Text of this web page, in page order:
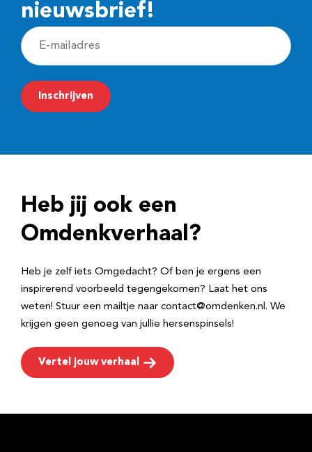
nieuwsbrief!
E
-
m
a
r
e
Inschrijven
Heb jij ook een
Omdenkverhaal?
Heb je zelf iets Omgedacht? Of ben je ergens een
inspirerend voorbeeld tegengekomen? Laat het ons
weten! Stuur een mailtje naar contact@omdenken.nl. We
krijgen geen genoeg van jullie hersenspinsels!
Vertel jouw verhaal